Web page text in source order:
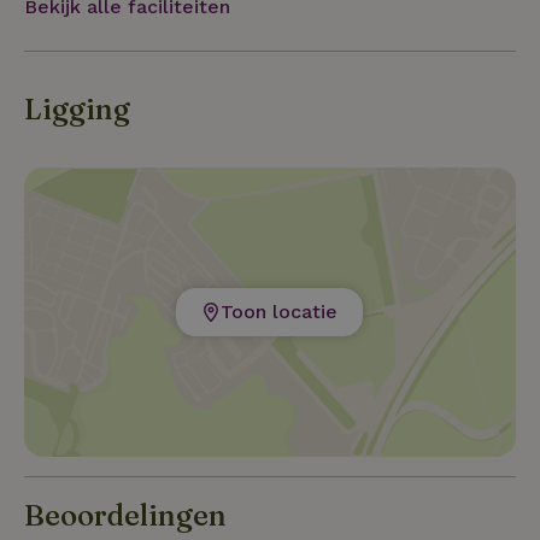
Bekijk alle faciliteiten
Ligging
Toon locatie
Beoordelingen